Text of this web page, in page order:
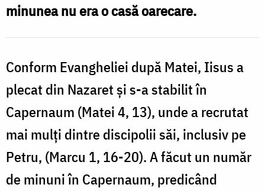
minunea nu era o casă oarecare.
Conform Evangheliei după Matei, Iisus a
plecat din Nazaret și s-a stabilit în
Capernaum (Matei 4, 13), unde a recrutat
mai mulți dintre discipolii săi, inclusiv pe
Petru, (Marcu 1, 16-20). A făcut un număr
de minuni în Capernaum, predicând